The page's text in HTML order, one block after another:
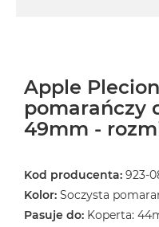
Apple
pomarańczy
49mm -
Kod producenta: 923-
Kolor: Soczysta
Pasuje do: Koperta: